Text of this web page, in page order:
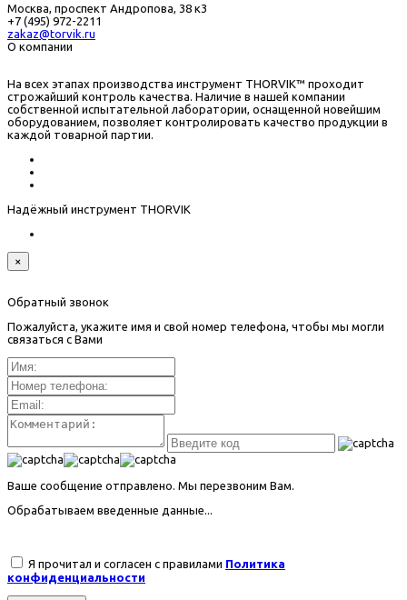
Москва, проспект Андропова, 38 к3
+7 (495) 972-2211
zakaz@torvik.ru
О компании
На всех этапах производства инструмент THORVIK™ проходит
строжайший контроль качества. Наличие в нашей компании
собственной испытательной лаборатории, оснащенной новейшим
оборудованием, позволяет контролировать качество продукции в
каждой товарной партии.
Надёжный инструмент THORVIK
×
Обратный звонок
Пожалуйста, укажите имя и свой номер телефона, чтобы мы могли
связаться с Вами
Ваше сообщение отправлено. Мы перезвоним Вам.
Обрабатываем введенные данные...
Я прочитал и согласен с правилами Политика
конфиденциальности